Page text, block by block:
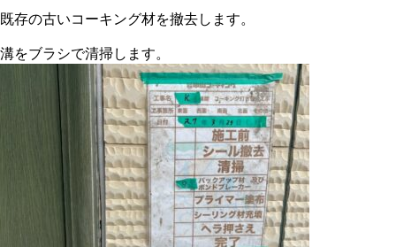
既存の古いコーキング材を撤去します。
溝をブラシで清掃します。